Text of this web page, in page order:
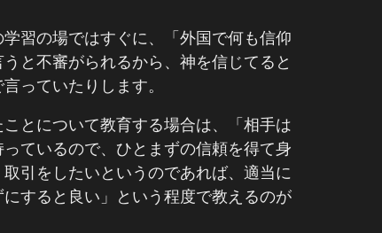
習の場ではすぐに、「外国で何も信仰
と不審がられるから、神を信じてると
っていたりします。
とについて教育する場合は、「相手は
ているので、ひとまずの信頼を得て身
引をしたいというのであれば、適当に
すると良い」という程度で教えるのが